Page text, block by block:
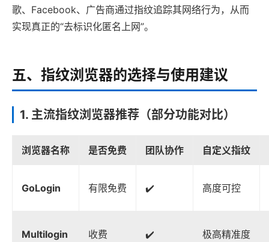
歌、Facebook、广告商通过指纹追踪其网络行为，从而
实现真正的“去标识化匿名上网”。
五、指纹浏览器的选择与使用建议
1. 主流指纹浏览器推荐（部分功能对比）
浏览器名称 是否免费 团队协作 自定义指纹
GoLogin 有限免费 ✔️ 高度可控
Multilogin 收费 ✔️ 极高精准度